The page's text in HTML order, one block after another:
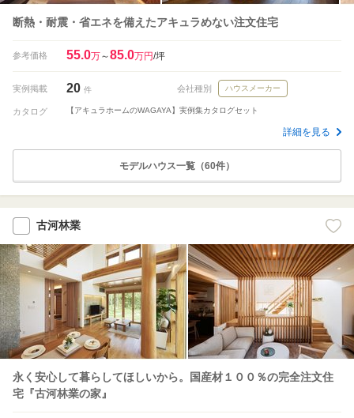
断熱・耐震・省エネを備えたアキュラめない注文住宅
参考価格 55.0万～85.0万円/坪
実例掲載 20 件 会社種別 ハウスメーカー
カタログ 【アキュラホームのWAGAYA】実例集カタログセット
詳細を見る
モデルハウス一覧（60件）
古河林業
永く安心して暮らしてほしいから。国産材１００％の完全注文住
宅『古河林業の家』